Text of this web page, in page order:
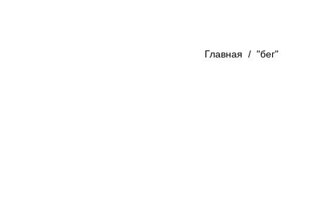
Главная / "бег"